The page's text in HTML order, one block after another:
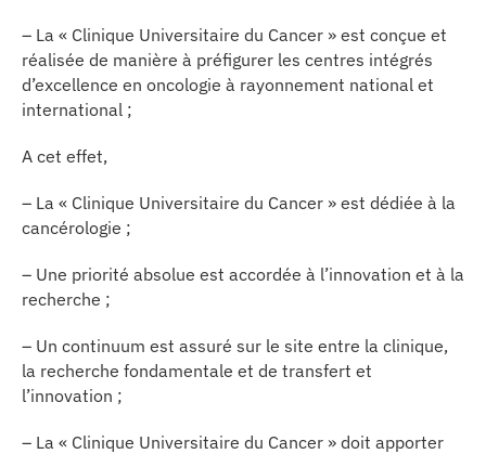
– La « Clinique Universitaire du Cancer » est conçue et
réalisée de manière à préfigurer les centres intégrés
d’excellence en oncologie à rayonnement national et
international ;
A cet effet,
– La « Clinique Universitaire du Cancer » est dédiée à la
cancérologie ;
– Une priorité absolue est accordée à l’innovation et à la
recherche ;
– Un continuum est assuré sur le site entre la clinique,
la recherche fondamentale et de transfert et
l’innovation ;
– La « Clinique Universitaire du Cancer » doit apporter